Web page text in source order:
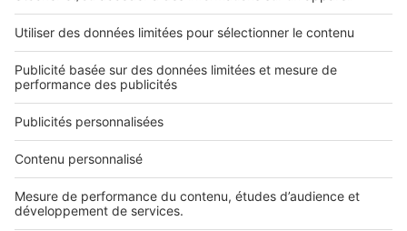
L'ENTREPRISE
Nous contacter
Nous recrutons
NOS APPLICATIONS
Découvrez nos applications